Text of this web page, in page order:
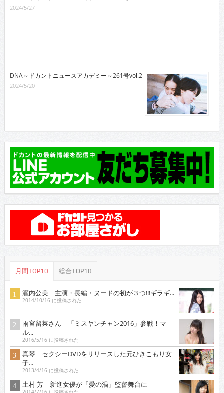
月間TOP10 総合TOP10
瀧内公美 主演・長編・ヌードの初が３つ!!!ギラギ...
ル...
2016/5/16 に投稿された
真琴 セクシーDVDをリリースした元ひきこもり女
子...
2013/4/16 に投稿された
土村 芳 新進女優が「愛の渦」監督舞台に
2014/7/16 に投稿された
RaMu 18歳Gカップ美少女がDVDデビュー
2016/4/16 に投稿された